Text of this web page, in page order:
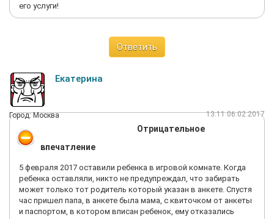
его услуги!
Ответить
Екатерина
Город: Москва 13:11 06.02.2017
Отрицательное
впечатление
5 февраля 2017 оставили ребенка в игровой комнате. Когда
ребенка оставляли, никто не предупреждал, что забирать
может только тот родитель который указан в анкете. Спустя
час пришел папа, в анкете была мама, с квиточком от анкеты
и паспортом, в котором вписан ребенок, ему отказались